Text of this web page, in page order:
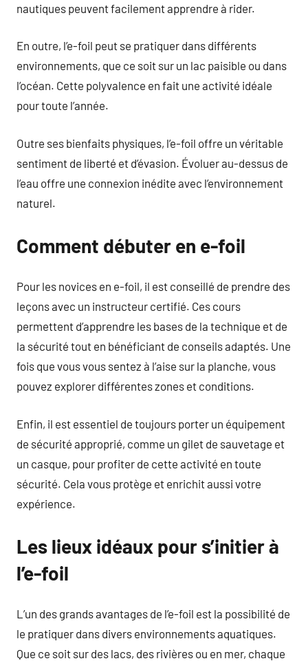
nautiques peuvent facilement apprendre à rider.
En outre, l’e-foil peut se pratiquer dans différents
environnements, que ce soit sur un lac paisible ou dans
l’océan. Cette polyvalence en fait une activité idéale
pour toute l’année.
Outre ses bienfaits physiques, l’e-foil offre un véritable
sentiment de liberté et d’évasion. Évoluer au-dessus de
l’eau offre une connexion inédite avec l’environnement
naturel.
Comment débuter en e-foil
Pour les novices en e-foil, il est conseillé de prendre des
leçons avec un instructeur certifié. Ces cours
permettent d’apprendre les bases de la technique et de
la sécurité tout en bénéficiant de conseils adaptés. Une
fois que vous vous sentez à l’aise sur la planche, vous
pouvez explorer différentes zones et conditions.
Enfin, il est essentiel de toujours porter un équipement
de sécurité approprié, comme un gilet de sauvetage et
un casque, pour profiter de cette activité en toute
sécurité. Cela vous protège et enrichit aussi votre
expérience.
Les lieux idéaux pour s’initier à
l’e-foil
L’un des grands avantages de l’e-foil est la possibilité de
le pratiquer dans divers environnements aquatiques.
Que ce soit sur des lacs, des rivières ou en mer, chaque